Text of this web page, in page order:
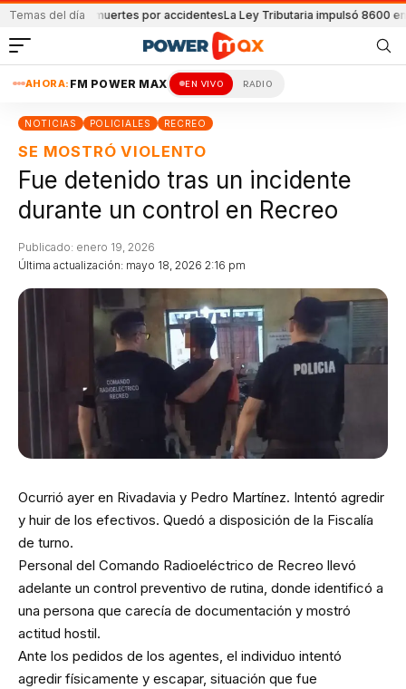
Temas del día32 muertes por accidentesLa Ley Tributaria impulsó 8600
AHORA: FM POWER MAX EN VIVO RADIO
NOTICIAS POLICIALES RECREO
SE MOSTRÓ VIOLENTO
Fue detenido tras un incidente
durante un control en Recreo
Última actualización: mayo 18, 2026 2:16 pm
Publicado: enero 19, 2026
Ocurrió ayer en Rivadavia y Pedro Martínez. Intentó agredir
y huir de los efectivos. Quedó a disposición de la Fiscalía
de turno.
Personal del Comando Radioeléctrico de Recreo llevó
adelante un control preventivo de rutina, donde identificó a
una persona que carecía de documentación y mostró
actitud hostil.
Ante los pedidos de los agentes, el individuo intentó
agredir físicamente y escapar, situación que fue